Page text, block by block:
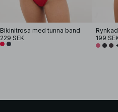
Bikinitrosa med tunna band
229 SEK
199